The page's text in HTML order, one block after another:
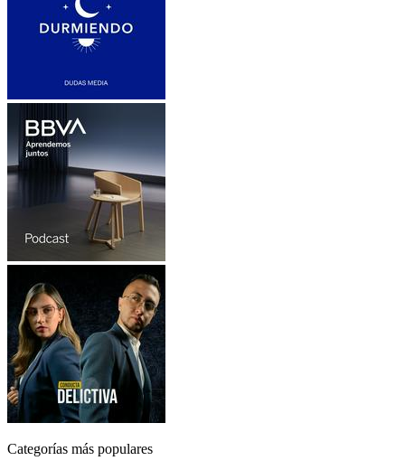
Categorías más populares